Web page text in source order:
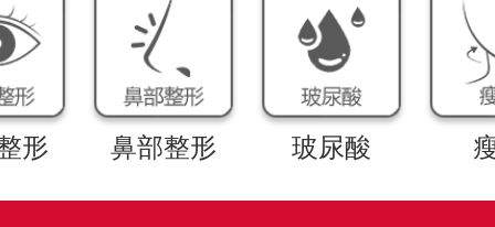
形 鼻部整形 玻尿酸